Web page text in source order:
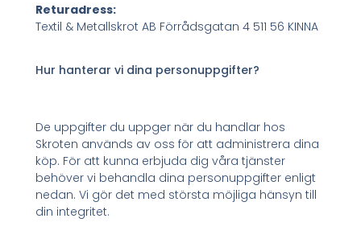
Returadress:
Textil & Metallskrot AB Förrådsgatan 4 511 56 KINNA
Hur hanterar vi dina personuppgifter?
De uppgifter du uppger när du handlar hos
Skroten används av oss för att administrera dina
köp. För att kunna erbjuda dig våra tjänster
behöver vi behandla dina personuppgifter enligt
nedan. Vi gör det med största möjliga hänsyn till
din integritet.